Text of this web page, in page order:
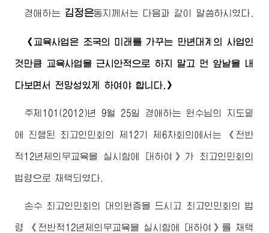
경애하는 김정은동지 께서는 다음과 같이 말씀하시였다.
《교육사업은 조국의 미래를 가꾸는 만년대계의 사업인
것만큼 교육사업을 근시안적으로 하지 말고 먼 앞날을 내
다보면서 전망성있게 하여야 합니다.》
주체101(2012)년 9월 25일 경애하는 원수님 의 지도밑
에 진행된 최고인민회의 제12기 제6차회의에서는 《전반
적12년제의무교육을 실시함에 대하여》가 최고인민회의
법령으로 채택되였다.
손수 최고인민회의 대의원증을 드시고 최고인민회의 법
령 《전반적12년제의무교육을 실시함에 대하여》를 채택